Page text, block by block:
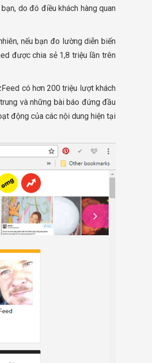
do đó điều khách hàng quan
nếu bạn đo lường diễn biến
được chia sẻ 1,8 triệu lần trên
có hơn 200 triệu lượt khách
và những bài báo đứng đầu
động của các nội dung hiện tại